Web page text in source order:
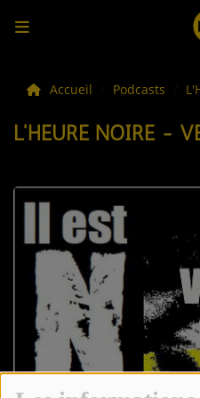
LES ACTUS
LA MUSIQUE
C'ÉTAIT QUOI CE TITRE ?
LES WEBRADIOS
LES EMISSIONS
LA GRILLE DES
Accueil Podcasts
L'HEURE NOIRE -